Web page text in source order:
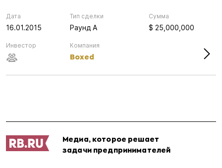
Дата
16.01.2015
Компания
Boxed
Инвестор
Тип сделки
Раунд А
Сумма
$ 25,000,000
Медиа, которое решает
задачи предпринимателей